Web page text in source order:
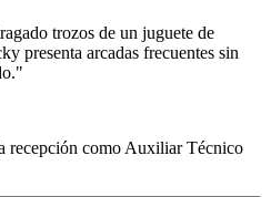
trozos de un juguete de
presenta arcadas frecuentes sin
"
recepción como Auxiliar Técnico